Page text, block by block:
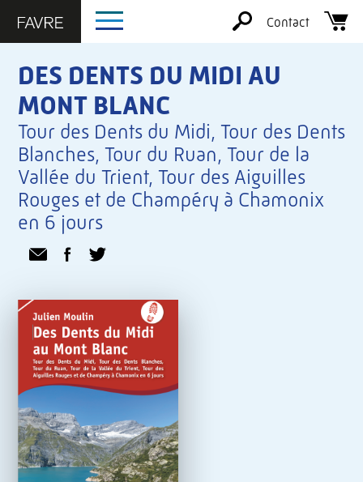
Contact
DES DENTS DU MIDI AU
MONT BLANC
Tour des Dents du Midi, Tour des Dents
Blanches, Tour du Ruan, Tour de la
Vallée du Trient, Tour des Aiguilles
Rouges et de Champéry à Chamonix
en 6 jours